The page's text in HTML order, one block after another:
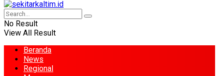
No Result
View All Result
Beranda
News
Regional